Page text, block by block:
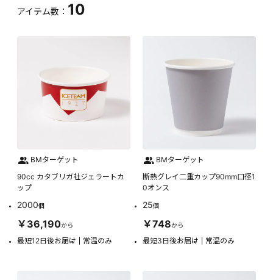
アイテム数： 10
BMターゲット
90cc カタブリガ社ジェラートカ
ップ
2000個
￥36,190から
最短12日後お届け 常温のみ
BMターゲット
断熱グレイ二重カップ90mm口径1
0オンス
25個
￥748から
最短3日後お届け 常温のみ